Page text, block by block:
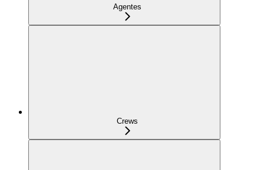
Agentes
Crews